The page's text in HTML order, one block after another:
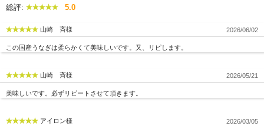
総評: 5.0
山崎 斉様 2026/06/02
この国産うなぎは柔らかくて美味しいです。又、リピします。
山崎 斉様 2026/05/21
美味しいです。必ずリピートさせて頂きます。
アイロン様 2026/03/05